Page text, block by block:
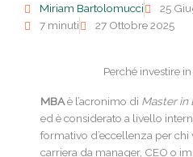
Miriam Bartolomucci 25
7 minuti
27 Ottobre 2025
Perché investire
MBAè l’acronimo di Master in
ed è considerato a livello
formativo d’eccellenza per
carriera da manager, CEO o